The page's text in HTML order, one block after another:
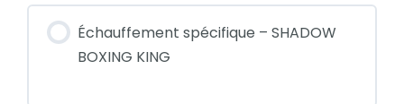
Échauffement spécifique – SHADOW
BOXING KING